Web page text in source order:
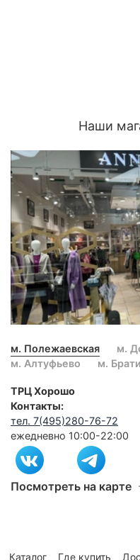
Наши
м. Полежаевская
м.
м. Алтуфьево
м.
ТРЦ Хорошо
Контакты:
тел. 7(495)280-76-72
ежедневно 10:00-22:00
Посмотреть на карте
Каталог Где купить